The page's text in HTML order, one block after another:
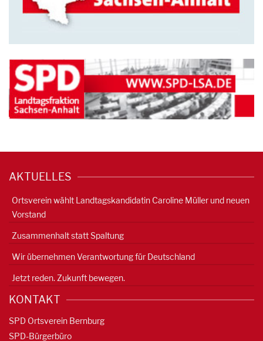
AKTUELLES
Ortsverein wählt Landtagskandidatin Caroline Müller und neuen
Vorstand
Zusammenhalt statt Spaltung
Wir übernehmen Verantwortung für Deutschland
Jetzt reden. Zukunft bewegen.
KONTAKT
SPD Ortsverein Bernburg
SPD-Bürgerbüro